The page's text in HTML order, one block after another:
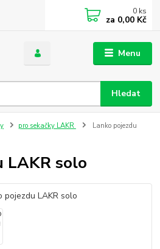
Menu
Hledat
0 ks
za 0,00 Kč
pro sekačky LAKR
Lanko pojezdu
LAKR solo